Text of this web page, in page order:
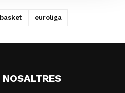
euroliga
NOSALTRES